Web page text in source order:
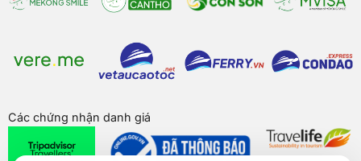
Các chứng nhận danh giá